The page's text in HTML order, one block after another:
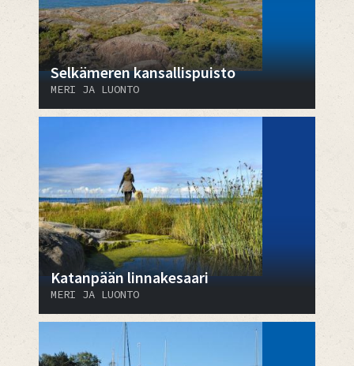
Selkämeren kansallispuisto
MERI JA LUONTO
Katanpään linnakesaari
MERI JA LUONTO